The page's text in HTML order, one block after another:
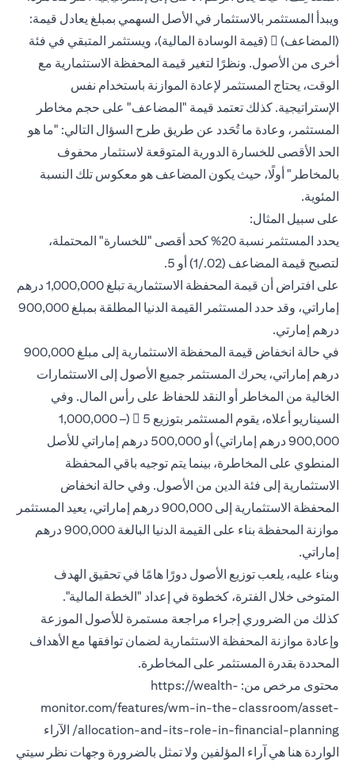
ويبدأ المستثمر بالاستثمار في الأصل السهمي بمبلغ يعادل قيمة:
(المضاعف)  (قيمة الوسادة المالية)، ويستثمر المتبقي في فئة
أخرى من الأصول. ونظرًا لتغير قيمة المحفظة الاستثمارية مع
الوقت، يحتاج المستثمر لإعادة الموازنة باستخدام نفس
الإستراتيجية. كذلك تعتمد قيمة "المضاعف" على حجم مخاطر
المستثمر، وعادة ما تُحَدد عن طريق طرح السؤال التالي: "ما هو
الحد الأقصى للخسارة الدورية المتوقعة لاستثمار محفوف
بالمخاطر" أولًا، حيث يكون المضاعف هو معكوس تلك النسبة
المئوية.
على سبيل المثال:
يحدد المستثمر نسبة 20% كحد أقصى "للخسارة" المحتملة،
لتصبح قيمة المضاعف (02./1) أو 5.
على افتراض أن قيمة المحفظة الاستثمارية تبلغ 1,000,000 درهم
إماراتي، وقد حدد المستثمر القيمة الدنيا المطلقة بمبلغ 900,000
درهم إمارتي.
في حالة انخفاض قيمة المحفظة الاستثمارية إلى مبلغ 900,000
درهم إماراتي، يحرك المستثمر جميع الأصول إلى الاستثمارات
الخالية من المخاطر أو النقد للحفاظ على رأس المال. وفي
السيناريو أعلاه، يقوم المستثمر بتوزيع 5  (1,000,000 –
900,000 درهم إماراتي) أو 500,000 درهم إماراتي للأصل
المنطوي على المخاطرة، بينما يتم توجيه باقي المحفظة
الاستثمارية إلى فئة الدين من الأصول. وفي حالة انخفاض
المحفظة الاستثمارية إلى 900,000 درهم إماراتي، يعيد المستثمر
موازنة المحفظة بناء على القيمة الدنيا البالغة 900,000 درهم
إماراتي.
وبناء عليه، يلعب توزيع الأصول دورًا هامًا في تحقيق الهدف
المتوخى خلال الفترة، كخطوة في إعداد "الخطة المالية".
كذلك من الضروري إجراء مراجعة مستمرة للأصول الموزعة
وإعادة موازنة المحفظة الاستثمارية لضمان توافقها مع الأهداف
المحددة بقدرة المستثمر على المخاطرة.
محتوى مرخص من: https://wealth-
monitor.com/features/wm-in-the-classroom/asset-
allocation-and-its-role-in-financial-planning/ الآراء
الواردة هنا هي آراء المؤلفين ولا تمثل بالضرورة وجهات نظر سيتي